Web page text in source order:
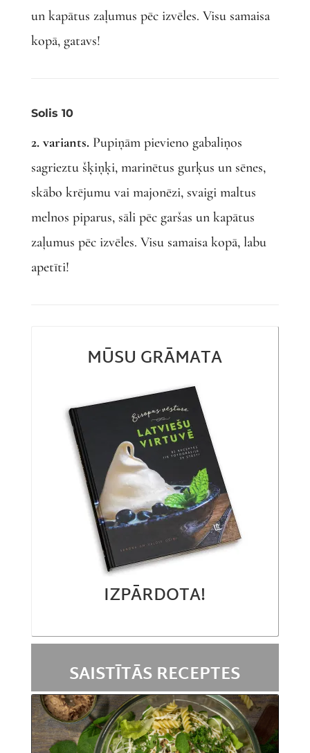
un kapātus zaļumus pēc izvēles. Visu samaisa
kopā, gatavs!
Solis 10
2. variants.Pupiņām pievieno gabaliņos
sagrieztu šķiņķi, marinētus gurķus un sēnes,
skābo krējumu vai majonēzi, svaigi maltus
melnos piparus, sāli pēc garšas un kapātus
zaļumus pēc izvēles. Visu samaisa kopā, labu
apetīti!
MŪSU GRĀMATA
IZPĀRDOTA!
SAISTĪTĀS RECEPTES